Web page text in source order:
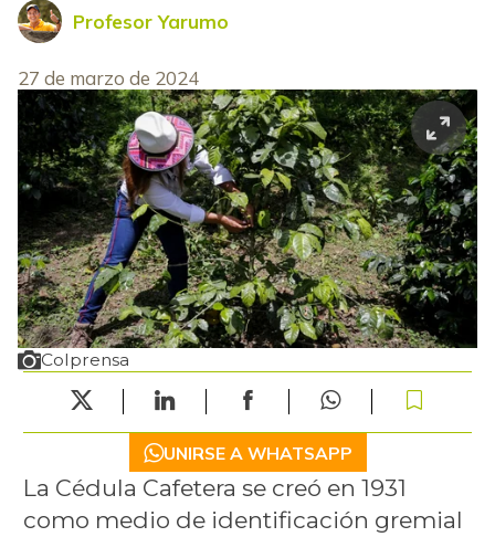
Profesor Yarumo
27 de marzo de 2024
Colprensa
UNIRSE A WHATSAPP
La Cédula Cafetera se creó en 1931
como medio de identificación gremial